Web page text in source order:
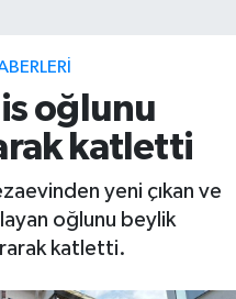
oğlunu
katletti
yeni çıkan ve
oğlunu beylik
katletti.